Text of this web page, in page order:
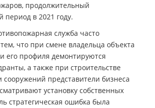
продолжительный
период в 2021 году.
служба часто
тем, что при смене владельца объекта
его профиля демонтируются
а также при строительстве
сооружений представители бизнеса
установку собственных
стратегическая ошибка была